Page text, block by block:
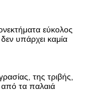
εύκολος
υπάρχει καμία
της τριβής,
από τα παλαιά